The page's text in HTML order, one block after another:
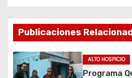
i
ó
n
Publicaciones
ALTO HOSPICIO
Programa